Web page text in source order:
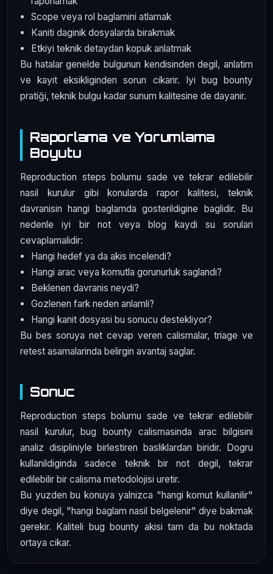
Scope veya rol baglamini atlamak
Kaniti daginik dosyalarda birakmak
Etkiyi teknik detaydan kopuk anlatmak
Bu hatalar genelde bulgunun kendisinden degil, anlatim
ve kayit eksikliginden sorun cikarir. Iyi bug bounty
pratiği, teknik bulgu kadar sunum kalitesine de dayanir.
Raporlama ve Yorumlama
Boyutu
Reproduction steps bolumu sade ve tekrar edilebilir
nasil kurulur gibi konularda rapor kalitesi, teknik
davranisin hangi baglamda gosterildigine baglidir. Bu
nedenle iyi bir not veya blog kaydi su sorulari
cevaplamalidir:
Hangi hedef ya da akis incelendi?
Hangi arac veya komutla gorunurluk saglandi?
Beklenen davranis neydi?
Gozlenen fark neden anlamli?
Hangi kanit dosyasi bu sonucu destekliyor?
Bu bes soruya net cevap veren calismalar, triage ve
retest asamalarinda belirgin avantaj saglar.
Sonuc
Reproduction steps bolumu sade ve tekrar edilebilir
nasil kurulur, bug bounty calismasinda arac bilgisini
analiz disipliniyle birlestiren basliklardan biridir. Dogru
kullanildiginda sadece teknik bir not degil, tekrar
edilebilir bir calisma metodolojisi uretir.
Bu yuzden bu konuya yalnizca "hangi komut kullanilir"
diye degil, "hangi baglam nasil belgelenir" diye bakmak
gerekir. Kaliteli bug bounty akisi tam da bu noktada
ortaya cikar.